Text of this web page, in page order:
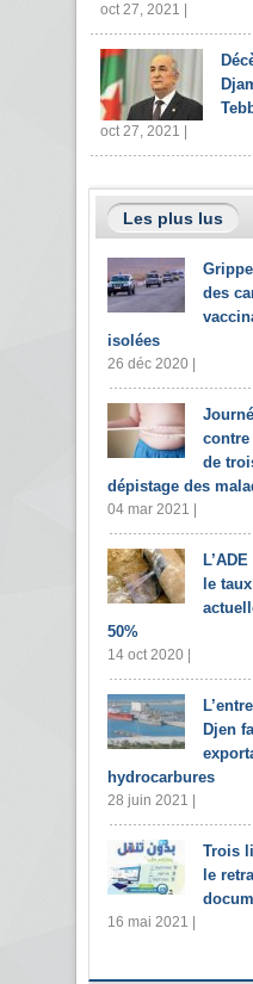
oct 27, 2021 |
oct 27, 2021 |
Les plus lus
des
isolées
26 déc 2020 |
de
dépistage des
04 mar 2021 |
le
50%
14 oct 2020 |
Djen
hydrocarbures
28 juin 2021 |
Trois
le
16 mai 2021 |